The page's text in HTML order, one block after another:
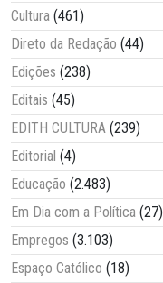
Cultura (461)
Direto da Redação (44)
Edições (238)
Editais (45)
EDITH CULTURA (239)
Editorial (4)
Educação (2.483)
Em Dia com a Política (27)
Empregos (3.103)
Espaço Católico (18)